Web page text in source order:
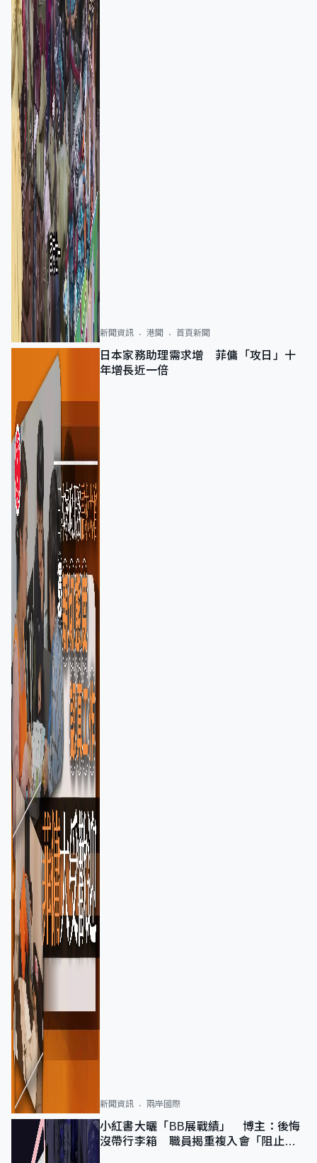
新聞資訊 港聞 首頁新聞
日本家務助理需求增 菲傭「攻日」十
年增長近一倍
新聞資訊 兩岸國際
小紅書大曬「BB展戰績」 博主：後悔
沒帶行李箱 職員揭重複入會「阻止唔